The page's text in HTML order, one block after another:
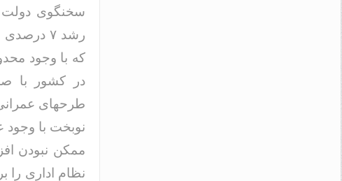
رشد ۷
که با وجود
در کشور با
طرحهای
نوبخت با وجود
ممکن نبودن
نظام اداری را